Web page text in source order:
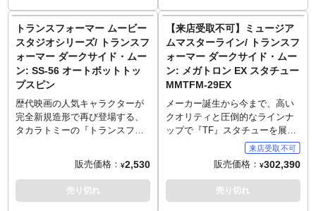
入荷後に支払いいただきます。
■商品入荷のご案内後に通常どお
り配送指示をお願いします。
■スマートフォンでご予約の場合
はご予約後に別途内金のご案内
メールをお送りします。
品・キャンセルは一切受付でき
ません。
■スマートフォンでご予約の場合
はご予約後に別途内金のご案内
メールをお送りします。
■お客様都合による本商品の返
品・キャンセルは一切受付でき
ません。
たダークサイドに拍手！
～ご注意事項～以下ご了承の上
ご予約をお願いいたします～
■発売時期につきましては予定と
なりますため、大幅に遅れや前
倒しとなる場合もございます。
■ご予約いただいた時点で、商品
代金のうち「\40,000」を内金と
してお支払いをお願いします
（内金確認をもってご予約受付
■残りの商品代金につきましては
入荷後に支払いいただきます。
■商品入荷のご案内後に通常どお
り配送指示をお願いします。
の素材や質感も再現され、シン
プルになりすぎるところをテク
スチャーなどの「圧倒的情報
量」をいう説得力でねじ伏せま
す。
～ご注意事項～以下ご了承の上
ご予約をお願いいたします～
■発売時期につきましては予定と
なりますため、大幅に遅れや前
倒しとなる場合もございます。
■ご予約いただいた時点で、商品
代金のうち「\40,000」を内金と
してお支払いをお願いします
（内金確認をもってご予約受付
とさせていただきます）。
ロボットに変形する。武器は両
腕についたブレード。
い性格と独特な体型とは別にメ
カニックとしての技能が高く、
オートボットの宇宙船ザンディ
ウムの整備や打ち上げ管理とい
った技術者としての腕前も確
か。ナスカー仕様のシボレー・
インパラに変形し武装モードで
戦闘に参加。
トランスフォーマー ムービー
スタジオシリーズ/ トランスフ
ォーマー ダークサイド・ムー
ン: SS-56 オートボットトッ
プスピン
歴代映画の人気キャラクターが
完全新規造形で再び登場する、
タカラトミーの『トランスフォ
ダークサイド・ムーン』に登場
したオートボットトップスピン
がラインナップ。オートボット
販売価格： ¥2,530
売り切れ
【来店受取不可】ミュージア
ムマスターライン/ トランスフ
ォーマー ダークサイド・ムー
ン: メガトロン EX スタチュー
MMTFM-29EX
メーカー誕生から今まで、高い
クオリティと圧倒的なラインナ
ップで『TF』スタチューを展開
してきたプライム1スタジオ。8
周年のアニバーサリーモデルと
して発表された第一弾、『トラ
ンスフォーマー リベンジ』版オ
プティマスプライムに続き、第
販売価格： ¥302,390
売り切れ